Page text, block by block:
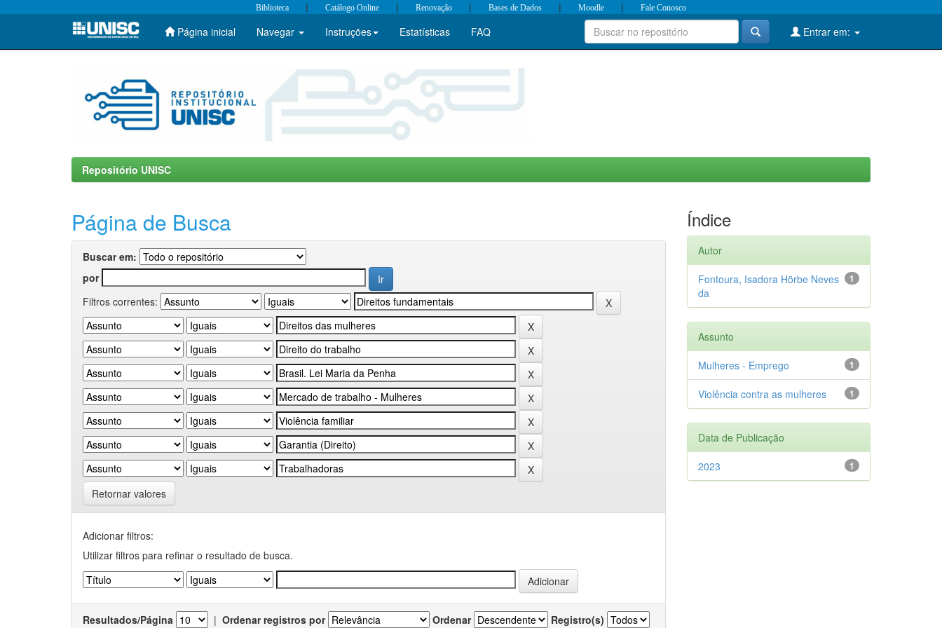
Skip
Biblioteca | Catálogo Online | Renovação | Bases de Dados | Moodle | Fale Conosco
Página inicial Navegar Instruções Estatísticas FAQ Entrar em:
Repositório UNISC
Página de Busca
Buscar em:
por
Filtros correntes:
Retornar valores
Adicionar filtros:
Utilizar filtros para refinar o resultado de busca.
Resultados/Página | Ordenar registros por Ordenar Registro(s)
Índice
Autor
1
Fontoura, Isadora Hörbe Neves
da
Assunto
1
Mulheres - Emprego
1
Violência contra as mulheres
Data de Publicação
1
2023